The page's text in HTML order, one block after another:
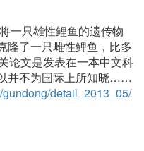
一只雄性鲤鱼的遗传物
隆了一只雌性鲤鱼，比多
论文是发表在一本中文科
并不为国际上所知晓……
detail_2013_05/